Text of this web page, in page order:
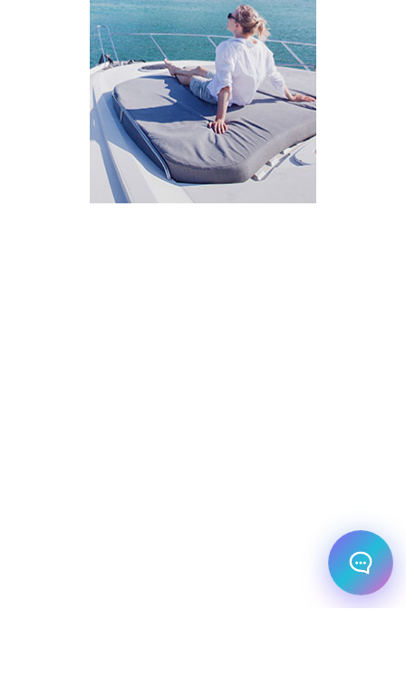
AI Assistant
איך אפשר לעזור?
בחר אחת מהאפשרויות.